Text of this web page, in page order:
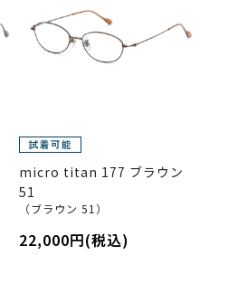
micro titan 177 ブラウン
51
（ブラウン 51）
22,000円(税込)